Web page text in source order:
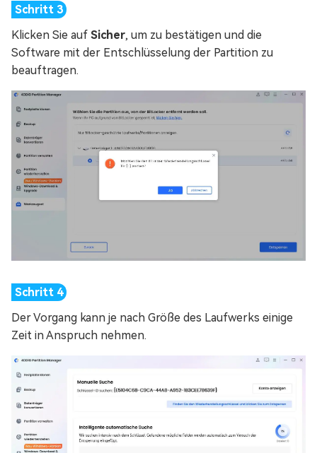
Klicken Sie auf Sicher, um zu bestätigen und die
Software mit der Entschlüsselung der Partition zu
beauftragen.
Der Vorgang kann je nach Größe des Laufwerks einige
Zeit in Anspruch nehmen.